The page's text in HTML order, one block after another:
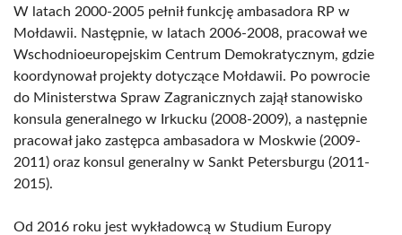
W latach 2000-2005 pełnił funkcję ambasadora RP w
Mołdawii. Następnie, w latach 2006-2008, pracował we
Wschodnioeuropejskim Centrum Demokratycznym, gdzie
koordynował projekty dotyczące Mołdawii. Po powrocie
do Ministerstwa Spraw Zagranicznych zajął stanowisko
konsula generalnego w Irkucku (2008-2009), a następnie
pracował jako zastępca ambasadora w Moskwie (2009-
2011) oraz konsul generalny w Sankt Petersburgu (2011-
2015).
Od 2016 roku jest wykładowcą w Studium Europy